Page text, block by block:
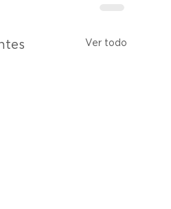
Ver todo